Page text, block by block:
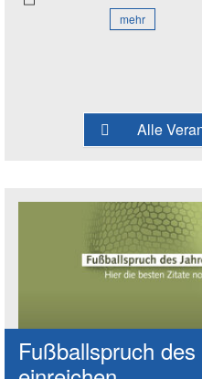
mehr
Alle
Fußballspruch